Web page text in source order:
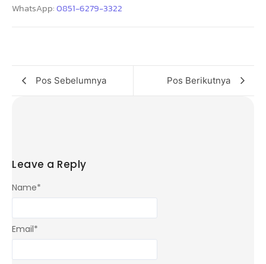
WhatsApp:0851-6279-3322
Pos Sebelumnya Pos Berikutnya
Leave a Reply
Name*
Email*